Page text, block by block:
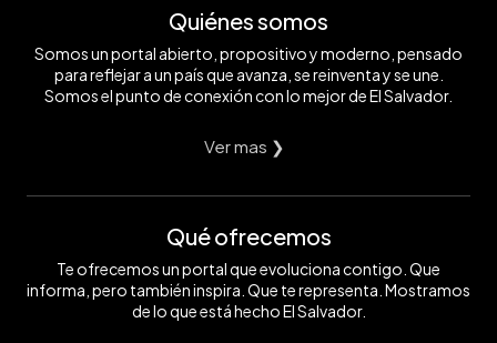
Quiénes somos
Somos un portal abierto, propositivo y moderno, pensado
para reflejar a un país que avanza, se reinventa y se une.
Somos el punto de conexión con lo mejor de El Salvador.
Ver mas ❯
Qué ofrecemos
Te ofrecemos un portal que evoluciona contigo. Que
informa, pero también inspira. Que te representa. Mostramos
de lo que está hecho El Salvador.